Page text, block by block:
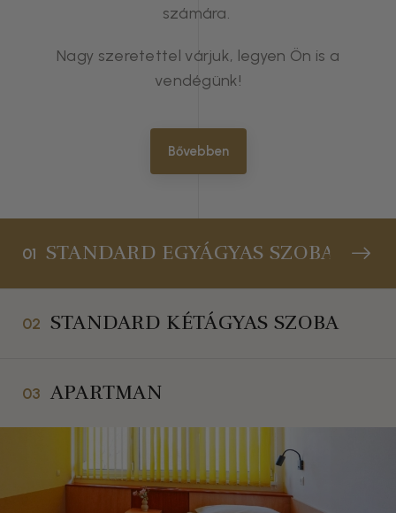
számára.
Nagy szeretettel várjuk, legyen Ön is a
vendégünk!
Bővebben
01 STANDARD EGYÁGYAS SZOBA
02 STANDARD KÉTÁGYAS SZOBA
03 APARTMAN